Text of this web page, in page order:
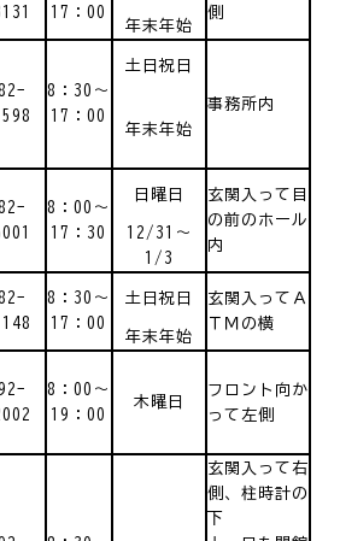
17：00
側
年末年始
8：30～
17：00
土日祝日
事務所内
年末年始
8：00～
17：30
日曜日
玄関入って目
の前のホール
内
12/31～
1/3
8：30～
17：00
土日祝日
玄関入ってＡ
ＴＭの横
年末年始
8：00～
19：00
木曜日
フロント向か
って左側
玄関入って右
側、柱時計の
下